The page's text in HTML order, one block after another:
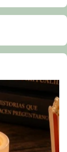
ha
at Catedral